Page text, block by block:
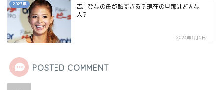
2023年
吉川ひなの母が酷すぎる？現在の旦那はどんな
人？
2023年6月5日
POSTED COMMENT